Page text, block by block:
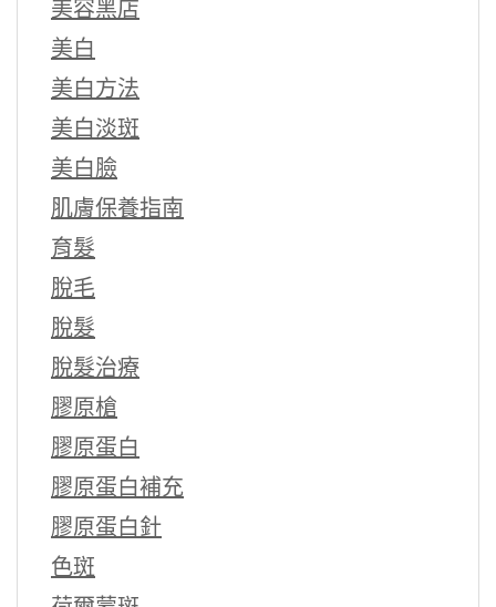
美容黑店
美白
美白方法
美白淡斑
美白臉
肌膚保養指南
育髮
脫毛
脫髮
脫髮治療
膠原槍
膠原蛋白
膠原蛋白補充
膠原蛋白針
色斑